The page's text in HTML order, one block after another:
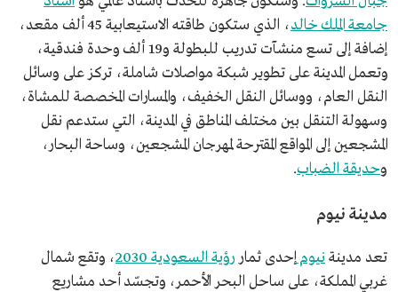
جامعة الملك خالد
، الذي ستكون طاقته الاستيعابية 45 ألف مقعد،
إضافة إلى تسع منشآت تدريب للبطولة و19 ألف وحدة فندقية،
وتعمل المدينة على تطوير شبكة مواصلات شاملة، تركز على وسائل
النقل العام، ووسائل النقل الخفيف، والمسارات المخصصة للمشاة،
وسهولة التنقل بين مختلف المناطق في المدينة، التي ستدعم نقل
المشجعين إلى المواقع المقترحة لمهرجان المشجعين، وساحة البحار،
وحديقة الضباب.
مدينة نيوم
تعد مدينة نيومإحدى ثمار رؤية السعودية 2030
، وتقع شمال
غربي المملكة، على ساحل البحر الأحمر، وتجسّد أحد مشاريع